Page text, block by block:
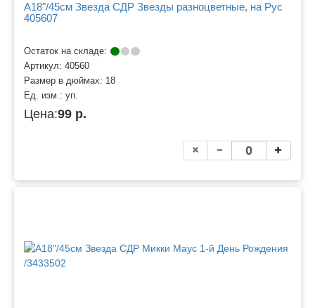
A18"/45см Звезда СДР Звезды разноцветные, на Рус
405607
Остаток на складе:
Артикул: 40560
Размер в дюймах: 18
Ед. изм.: уп.
Цена:99 р.